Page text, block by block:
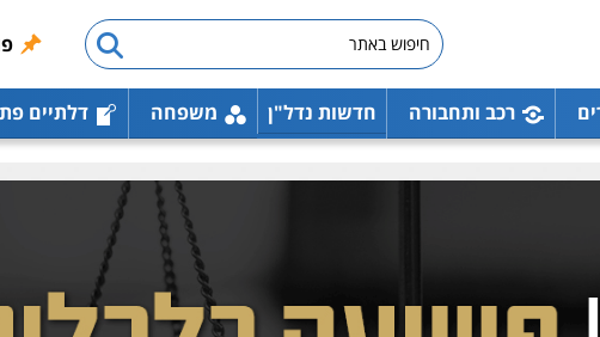
רכב ותחבורה חדשות נדל"ן משפחה דלתיים